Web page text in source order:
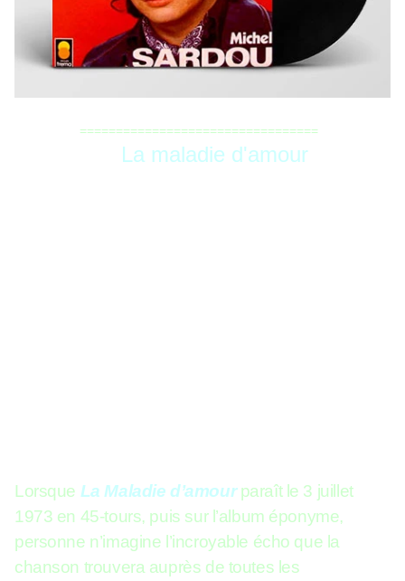
=================================
La maladie d'amour
Lorsque La Maladie d’amourparaît le 3 juillet
1973 en 45-tours, puis sur l’album éponyme,
personne n’imagine l’incroyable écho que la
chanson trouvera auprès de toutes les